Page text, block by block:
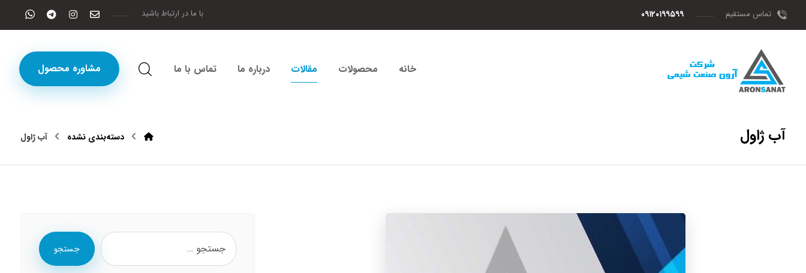
تماس مستقیم ۰۹۱۲۰۱۹۹۵۹۹ با ما در ارتباط باشید
مشاوره محصول خانه محصولات مقالات درباره ما تماس با ما
آب ژاول دسته‌بندی نشده آب ژاول
جستجو